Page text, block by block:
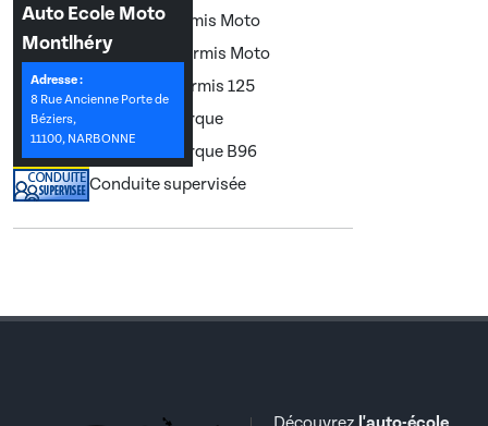
Permis A, Permis Moto
Permis A2, Permis Moto
Permis A1, Permis 125
Permis Remorque
Permis Remorque B96
Conduite supervisée
Auto Ecole Moto
Montlhéry
Adresse :
8 Rue Ancienne Porte de
Béziers,
11100, NARBONNE